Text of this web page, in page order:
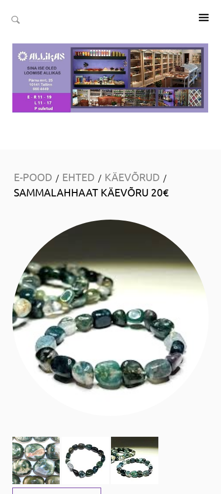
E-POOD / EHTED / KÄEVÕRUD /
SAMMALAHHAAT KÄEVÕRU 20€